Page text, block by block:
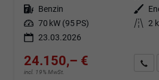
Kraftstoff Benzin Außenfarbe
Leistung 70 kW (95 PS) Kilometerstand 2
23.03.2026
24.150,– €
incl. 19% MwSt.